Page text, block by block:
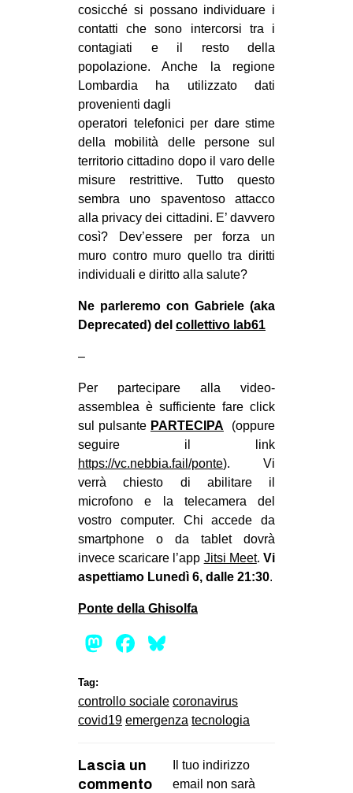
ESTREMO ORIENTE
EUROPA
MEDIO ORIENTE
MONDO
EVENTI
in
tw
bsky
SEARCH
cosicché si possano individuare i
contatti che sono intercorsi tra i
contagiati e il resto della
popolazione. Anche la regione
Lombardia ha utilizzato dati
provenienti dagli
operatori telefonici per dare stime
della mobilità delle persone sul
territorio cittadino dopo il varo delle
misure restrittive. Tutto questo
sembra uno spaventoso attacco
alla privacy dei cittadini. E’ davvero
così? Dev’essere per forza un
muro contro muro quello tra diritti
individuali e diritto alla salute?
Ne parleremo con Gabriele (aka
Deprecated) del collettivo lab61
–
Per partecipare alla video-
assemblea è sufficiente fare click
sul pulsante PARTECIPA (oppure
seguire il link
https://vc.nebbia.fail/ponte). Vi
verrà chiesto di abilitare il
microfono e la telecamera del
vostro computer. Chi accede da
smartphone o da tablet dovrà
invece scaricare l’app Jitsi Meet.Vi
aspettiamo Lunedì 6, dalle 21:30.
Ponte della Ghisolfa
Mastodon
Facebook
Tag:
controllo sociale coronavirus
covid19 emergenza tecnologia
Lascia un
commento
Il tuo indirizzo
email non sarà